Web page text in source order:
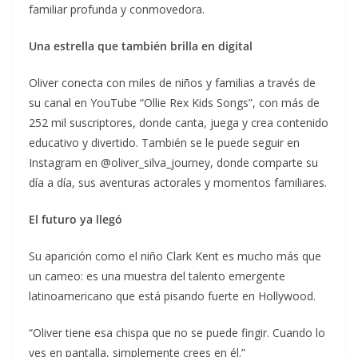
familiar profunda y conmovedora.
Una estrella que también brilla en digital
Oliver conecta con miles de niños y familias a través de
su canal en YouTube “Ollie Rex Kids Songs”, con más de
252 mil suscriptores, donde canta, juega y crea contenido
educativo y divertido. También se le puede seguir en
Instagram en @oliver_silva_journey, donde comparte su
día a día, sus aventuras actorales y momentos familiares.
El futuro ya llegó
Su aparición como el niño Clark Kent es mucho más que
un cameo: es una muestra del talento emergente
latinoamericano que está pisando fuerte en Hollywood.
“Oliver tiene esa chispa que no se puede fingir. Cuando lo
ves en pantalla, simplemente crees en él.”